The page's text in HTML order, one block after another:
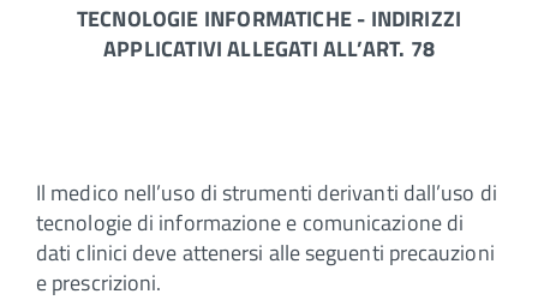
TECNOLOGIE INFORMATICHE - INDIRIZZI
APPLICATIVI ALLEGATI ALL’ART. 78
Il medico nell’uso di strumenti derivanti dall’uso di
tecnologie di informazione e comunicazione di
dati clinici deve attenersi alle seguenti precauzioni
e prescrizioni.